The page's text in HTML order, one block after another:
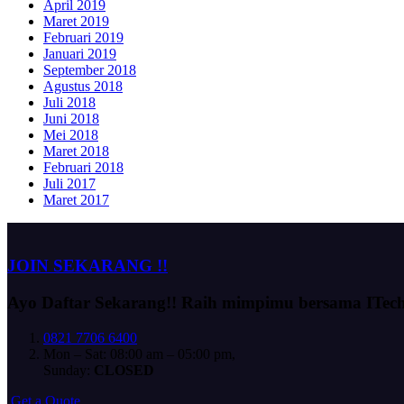
April 2019
Maret 2019
Februari 2019
Januari 2019
September 2018
Agustus 2018
Juli 2018
Juni 2018
Mei 2018
Maret 2018
Februari 2018
Juli 2017
Maret 2017
JOIN SEKARANG !!
Ayo Daftar Sekarang!! Raih mimpimu bersama
0821 7706 6400
Mon – Sat: 08:00 am – 05:00 pm,
Sunday: CLOSED
Get a Quote